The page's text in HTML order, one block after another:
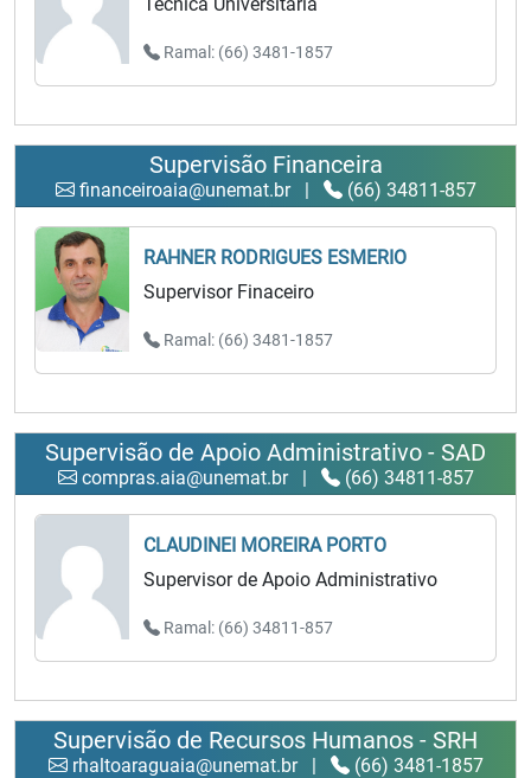
Ramal: (66) 3481-1857
Supervisão Financeira
financeiroaia@unemat.br | (66) 34811-857
RAHNER RODRIGUES ESMERIO
Supervisor Finaceiro
Ramal: (66) 3481-1857
Supervisão de Apoio Administrativo - SAD
compras.aia@unemat.br | (66) 34811-857
CLAUDINEI MOREIRA PORTO
Supervisor de Apoio Administrativo
Ramal: (66) 34811-857
Supervisão de Recursos Humanos - SRH
rhaltoaraguaia@unemat.br | (66) 3481-1857